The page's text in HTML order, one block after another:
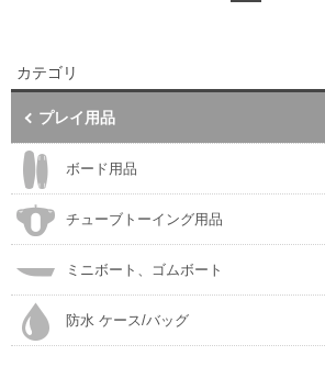
カテゴリ
プレイ用品
ボード用品
チューブトーイング用品
ミニボート、ゴムボート
防水 ケース/バッグ